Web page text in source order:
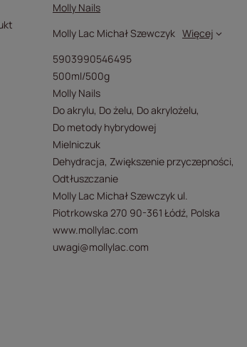
Molly Nails
Molly Lac Michał Szewczyk Więcej
5903990546495
500ml/500g
Molly Nails
Do akrylu Do żelu Do akrylożelu
Do metody hybrydowej
Mielniczuk
Dehydracja Zwiększenie przyczepności
Odtłuszczanie
Molly Lac Michał Szewczyk ul.
Piotrkowska 270 90-361 Łódź, Polska
www.mollylac.com
uwagi@mollylac.com